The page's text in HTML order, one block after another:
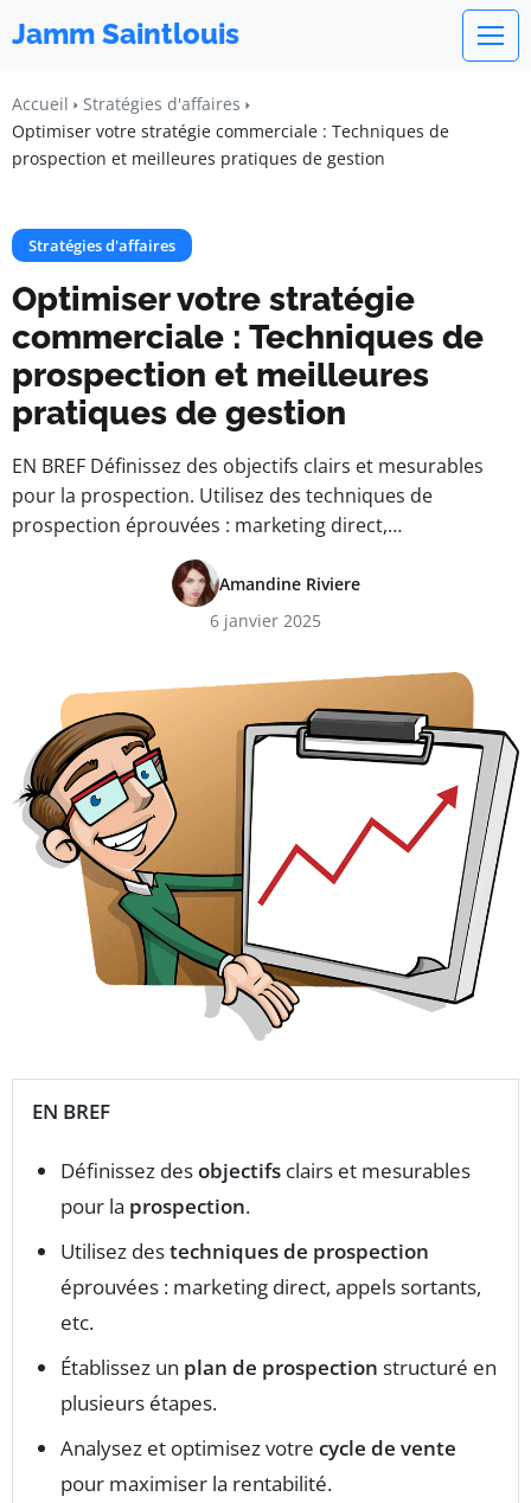
Jamm Saintlouis
Accueil
Stratégies d'affaires
Optimiser votre stratégie commerciale : Techniques de
prospection et meilleures pratiques de gestion
Stratégies d'affaires
Optimiser votre stratégie
commerciale : Techniques de
prospection et meilleures
pratiques de gestion
EN BREF Définissez des objectifs clairs et mesurables
pour la prospection. Utilisez des techniques de
prospection éprouvées : marketing direct,…
Amandine Riviere
6 janvier 2025
EN BREF
Définissez desobjectifs clairs et mesurables
pour la prospection.
Utilisez destechniques de prospection
éprouvées : marketing direct, appels sortants,
etc.
Établissez un plan de prospection structuré en
plusieurs étapes.
Analysez et optimisez votre cycle de vente
pour maximiser la rentabilité.